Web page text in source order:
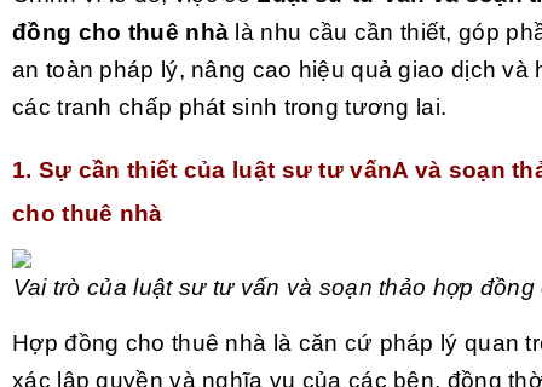
đồng cho thuê nhà là nhu cầu cần thiết, góp
an toàn pháp lý, nâng cao hiệu quả giao dịch và
các tranh chấp phát sinh trong tương lai.
1. Sự cần thiết của luật sư tư vấnA và soạn
cho thuê nhà
Vai trò của luật sư tư vấn và soạn thảo hợp
Hợp đồng cho thuê nhà là căn cứ pháp lý quan
xác lập quyền và nghĩa vụ của các bên, đồng